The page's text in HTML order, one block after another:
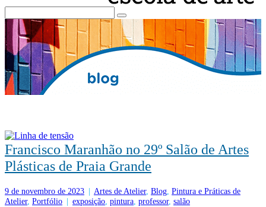
Francisco Maranhão no 29º Salão de Artes
Plásticas de Praia Grande
9 de novembro de 2023 | Artes de Atelier, Blog Pintura e Práticas de
Atelier, Portfólio | exposição pintura professor, salão